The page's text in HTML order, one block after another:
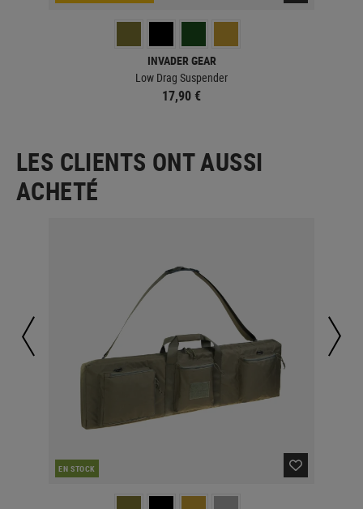
INVADER GEAR
Low Drag Suspender
17,90 €
LES CLIENTS ONT AUSSI
ACHETÉ
EN STOCK